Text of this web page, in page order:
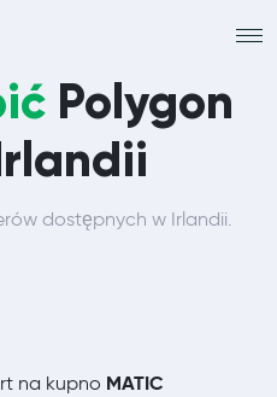
Polygon
dostępnych w Irlandii.
na kupno MATIC